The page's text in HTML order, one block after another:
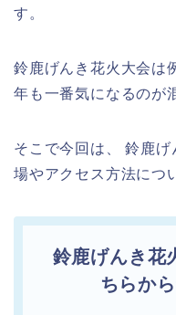
す。
鈴鹿げんき花火大会は
年も一番気になるのが
そこで今回は、 鈴鹿
場やアクセス方法につ
鈴鹿げんき花
ちらか